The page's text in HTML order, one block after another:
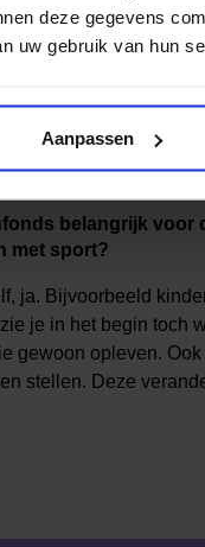
deze gegevens
uw gebruik van hun
Aanpassen
letten en probeer
belangrijk voor
met sport?
ja. Bijvoorbeeld
je in het begin toch
gewoon opleven.
stellen. Deze